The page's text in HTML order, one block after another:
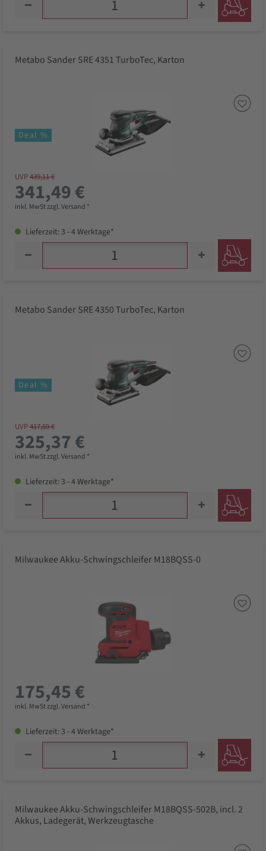
Metabo Sander SRE 4351 TurboTec, Karton
Deal %
UVP439,11 €
341,49 €
inkl. MwSt zzgl. Versand *
Lieferzeit: 3 - 4 Werktage*
Metabo Sander SRE 4350 TurboTec, Karton
Deal %
UVP417,69 €
325,37 €
inkl. MwSt zzgl. Versand *
Lieferzeit: 3 - 4 Werktage*
Milwaukee Akku-Schwingschleifer M18BQSS-0
175,45 €
inkl. MwSt zzgl. Versand *
Lieferzeit: 3 - 4 Werktage*
Milwaukee Akku-Schwingschleifer M18BQSS-502B, incl. 2
Akkus, Ladegerät, Werkzeugtasche